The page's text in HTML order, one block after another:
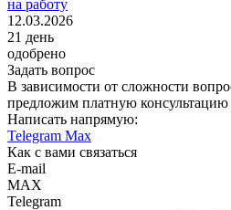
на работу
12.03.2026
21 день
одобрено
Задать вопрос
В зависимости от сложности
предложим платную консультацию
Написать напрямую:
Telegram Max
Как с вами связаться
E-mail
MAX
Telegram